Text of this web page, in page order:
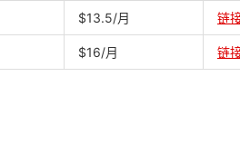
$13.5/月 链
$16/月 链